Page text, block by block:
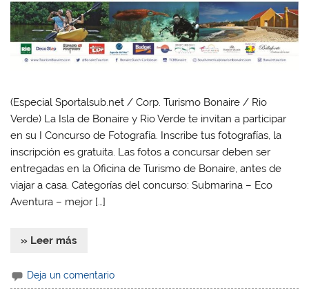
(Especial Sportalsub.net / Corp. Turismo Bonaire / Rio
Verde) La Isla de Bonaire y Rio Verde te invitan a participar
en su I Concurso de Fotografía. Inscribe tus fotografías, la
inscripción es gratuita. Las fotos a concursar deben ser
entregadas en la Oficina de Turismo de Bonaire, antes de
viajar a casa. Categorías del concurso: Submarina – Eco
Aventura – mejor […]
» Leer más
Deja un comentario